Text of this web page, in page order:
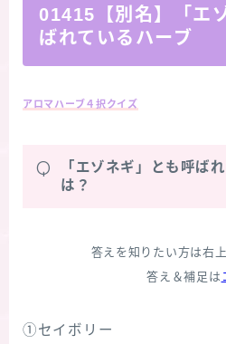
01415【別名】「エ
ばれているハーブ
アロマハーブ４択クイズ
Q
「エゾネギ」とも呼ば
は？
答えを知りたい方は右
答え＆補足は
①セイボリー